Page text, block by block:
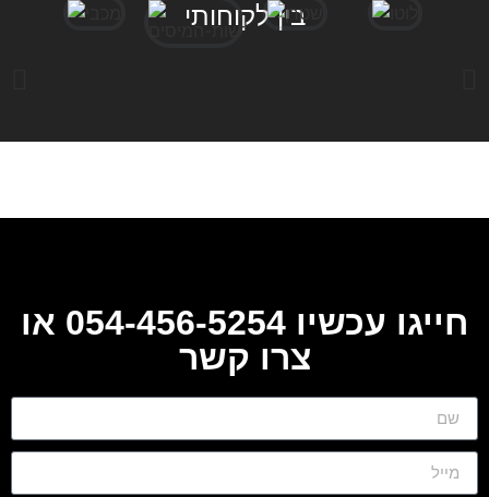
בין לקוחותי
חייגו עכשיו 054-456-5254 או
צרו קשר